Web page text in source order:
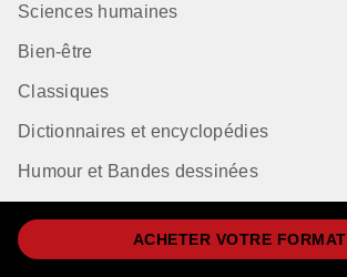
ACHETER VOTRE FORMAT
Sciences humaines
Bien-être
Classiques
Dictionnaires et encyclopédies
Humour et Bandes dessinées